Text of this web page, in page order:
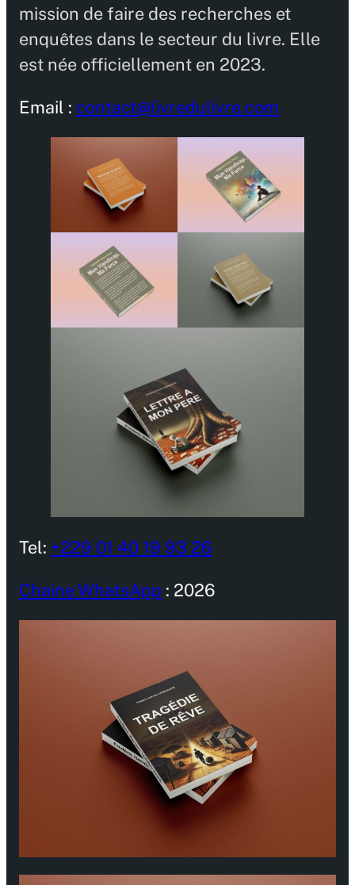
mission de faire des recherches et
enquêtes dans le secteur du livre. Elle
est née officiellement en 2023.
Email : contact@livredulivre.com
Tel: +229 01 40 19 93 26
Chaine WhatsApp : 2026